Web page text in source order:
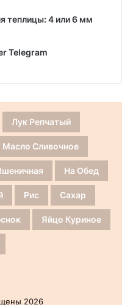
теплицы: 4 или 6 мм
Telegram
Лук Репчатый
Масло Сливочное
На Обед
Рис Сахар
Яйцо Куриное
2026